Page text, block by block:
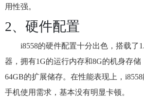
用性强。
2、硬件配置
i8558的硬件配置十分出色，搭载了
器，拥有1G的运行内存和8G的机身存储
64GB的扩展储存。在性能表现上，
手机使用需求，基本没有明显卡顿。